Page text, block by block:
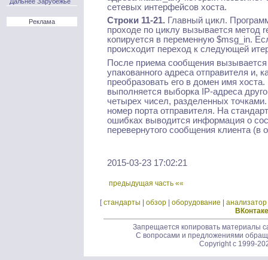
Реклама
сетевых интерфейсов хоста.
Строки 11-21. Главный цикл.
проходе по циклу вызывается метод
копируется в переменную $msg_in.
происходит переход к следующей
После приема сообщения
упакованного адреса отправителя и,
преобразовать его в домен имя
выполняется выборка IP-адреса
четырех чисел, разделенных
номер порта отправителя. На
ошибках выводится информация о
перевернутого сообщения клиента (в
2015-03-23 17:02:21
предыдущая часть ««
[стандарты обзор оборудование анализатор
ВКонтаке
Запрещается копировать материалы
С вопросами и предложениями
Copyright c 1999-